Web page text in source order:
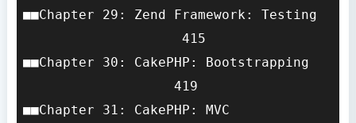
■■Chapter 29: Zend Framework: Testing
                    415
■■Chapter 30: CakePHP: Bootstrapping
                   419
■■Chapter 31: CakePHP: MVC